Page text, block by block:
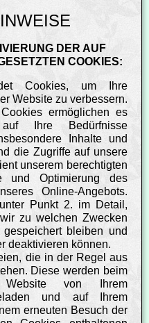
DER AUF
COOKIES:
Cookies, um Ihre
Website zu verbessern.
ermöglichen es
Ihre Bedürfnisse
Inhalte und
die Zugriffe auf unsere
unserem berechtigten
und Optimierung des
Online-Angebots.
Punkt 2. im Detail,
zu welchen Zwecken
bleiben und
deaktivieren können.
die in der Regel aus
Diese werden beim
von Ihrem
und auf Ihrem
erneuten Besuch der